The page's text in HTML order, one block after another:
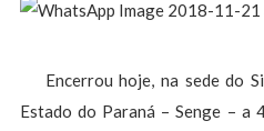
Encerrou hoje, na sede do
Estado do Paraná – Senge – a